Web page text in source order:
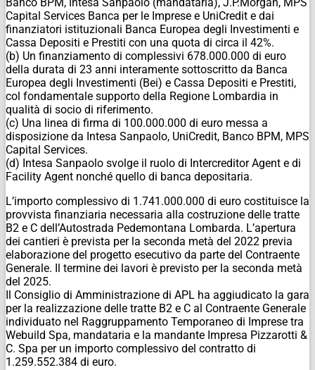
Capital Services Banca per le Imprese e UniCredit e dai
finanziatori istituzionali Banca Europea degli Investimenti e
Cassa Depositi e Prestiti con una quota di circa il 42%.
(b) Un finanziamento di complessivi 678.000.000 di euro
della durata di 23 anni interamente sottoscritto da Banca
Europea degli Investimenti (Bei) e Cassa Depositi e Prestiti,
col fondamentale supporto della Regione Lombardia in
qualità di socio di riferimento.
(c) Una linea di firma di 100.000.000 di euro messa a
disposizione da Intesa Sanpaolo, UniCredit, Banco BPM, MPS
Capital Services.
(d) Intesa Sanpaolo svolge il ruolo di Intercreditor Agent e di
Facility Agent nonché quello di banca depositaria.
L’importo complessivo di 1.741.000.000 di euro costituisce la
provvista finanziaria necessaria alla costruzione delle tratte
B2 e C dell’Autostrada Pedemontana Lombarda. L’apertura
dei cantieri è prevista per la seconda metà del 2022 previa
elaborazione del progetto esecutivo da parte del Contraente
Generale. Il termine dei lavori è previsto per la seconda metà
del 2025.
Il Consiglio di Amministrazione di APL ha aggiudicato la gara
per la realizzazione delle tratte B2 e C al Contraente Generale
individuato nel Raggruppamento Temporaneo di Imprese tra
Webuild Spa, mandataria e la mandante Impresa Pizzarotti &
C. Spa per un importo complessivo del contratto di
1.259.552.384 di euro.